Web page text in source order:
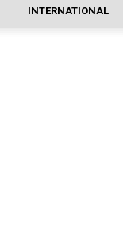
INTERNATIONAL